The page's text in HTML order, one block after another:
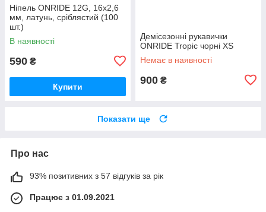
Ніпель ONRIDE 12G, 16x2,6
мм, латунь, сріблястий (100
шт.)
В наявності
590 ₴
Купити
Демісезонні рукавички
ONRIDE Tropic чорні XS
Немає в наявності
900 ₴
Показати ще
Про нас
93% позитивних з 57 відгуків за рік
Працює з 01.09.2021